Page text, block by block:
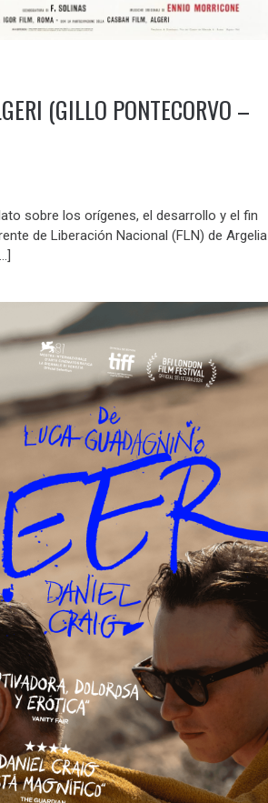
(GILLO PONTECORVO –
sobre los orígenes, el desarrollo y el fin
de Liberación Nacional (FLN) de Argelia